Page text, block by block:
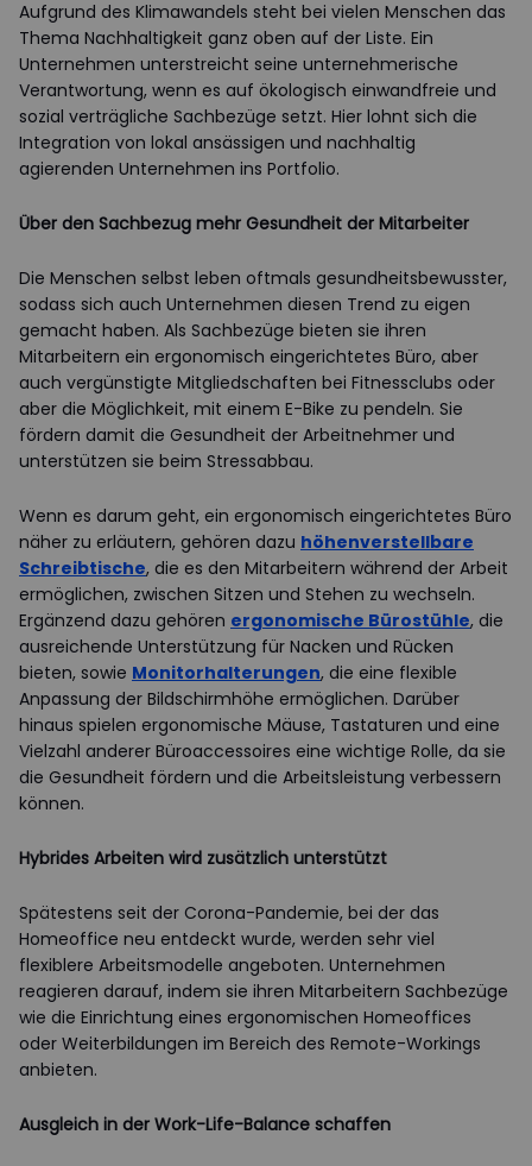
Aufgrund des Klimawandels steht bei vielen Menschen das
Thema Nachhaltigkeit ganz oben auf der Liste. Ein
Unternehmen unterstreicht seine unternehmerische
Verantwortung, wenn es auf ökologisch einwandfreie und
sozial verträgliche Sachbezüge setzt. Hier lohnt sich die
Integration von lokal ansässigen und nachhaltig
agierenden Unternehmen ins Portfolio.
Über den Sachbezug mehr Gesundheit der Mitarbeiter
Die Menschen selbst leben oftmals gesundheitsbewusster,
sodass sich auch Unternehmen diesen Trend zu eigen
gemacht haben. Als Sachbezüge bieten sie ihren
Mitarbeitern ein ergonomisch eingerichtetes Büro, aber
auch vergünstigte Mitgliedschaften bei Fitnessclubs oder
aber die Möglichkeit, mit einem E-Bike zu pendeln. Sie
fördern damit die Gesundheit der Arbeitnehmer und
unterstützen sie beim Stressabbau.
Wenn es darum geht, ein ergonomisch eingerichtetes Büro
näher zu erläutern, gehören dazu höhenverstellbare
Schreibtische, die es den Mitarbeitern während der Arbeit
ermöglichen, zwischen Sitzen und Stehen zu wechseln.
Ergänzend dazu gehören ergonomische Bürostühle, die
ausreichende Unterstützung für Nacken und Rücken
bieten, sowie Monitorhalterungen, die eine flexible
Anpassung der Bildschirmhöhe ermöglichen. Darüber
hinaus spielen ergonomische Mäuse, Tastaturen und eine
Vielzahl anderer Büroaccessoires eine wichtige Rolle, da sie
die Gesundheit fördern und die Arbeitsleistung verbessern
können.
Hybrides Arbeiten wird zusätzlich unterstützt
Spätestens seit der Corona-Pandemie, bei der das
Homeoffice neu entdeckt wurde, werden sehr viel
flexiblere Arbeitsmodelle angeboten. Unternehmen
reagieren darauf, indem sie ihren Mitarbeitern Sachbezüge
wie die Einrichtung eines ergonomischen Homeoffices
oder Weiterbildungen im Bereich des Remote-Workings
anbieten.
Ausgleich in der Work-Life-Balance schaffen